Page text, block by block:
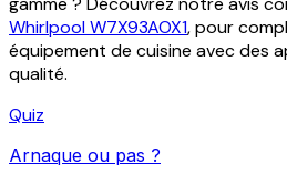
Whirlpool W7X93AOX1, pour
équipement de cuisine avec des
qualité.
Quiz
Arnaque ou pas ?